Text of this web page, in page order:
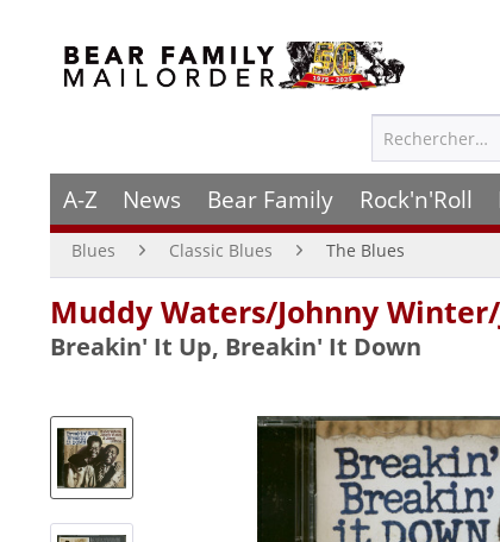
A-Z News Bear Family Rock'n'Roll
Blues Classic Blues The Blues
Muddy Waters/Johnny
Breakin' It Up, Breakin' It Down